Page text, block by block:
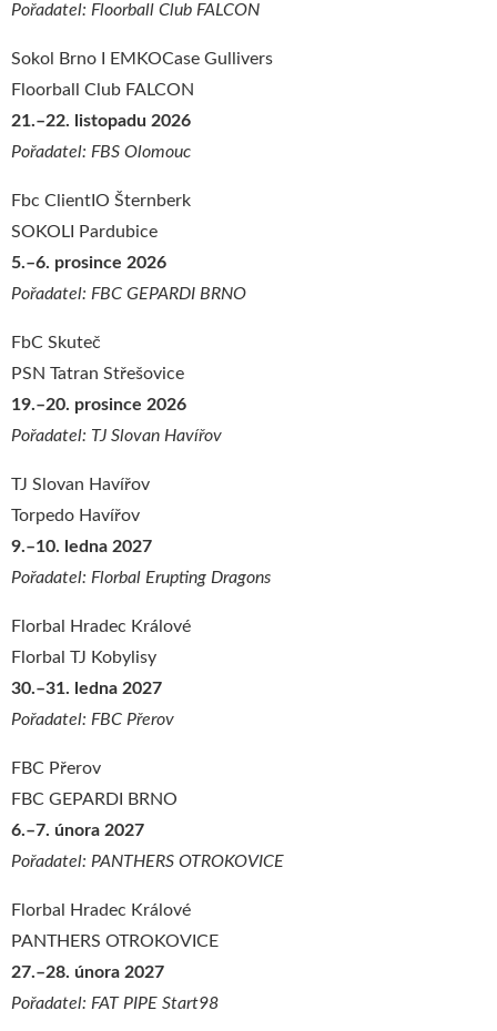
Pořadatel: Floorball Club FALCON
Sokol Brno I EMKOCase Gullivers
Floorball Club FALCON
21.–22. listopadu 2026
Pořadatel: FBS Olomouc
Fbc ClientIO Šternberk
SOKOLI Pardubice
5.–6. prosince 2026
Pořadatel: FBC GEPARDI BRNO
FbC Skuteč
PSN Tatran Střešovice
19.–20. prosince 2026
Pořadatel: TJ Slovan Havířov
TJ Slovan Havířov
Torpedo Havířov
9.–10. ledna 2027
Pořadatel: Florbal Erupting Dragons
Florbal Hradec Králové
Florbal TJ Kobylisy
30.–31. ledna 2027
Pořadatel: FBC Přerov
FBC Přerov
FBC GEPARDI BRNO
6.–7. února 2027
Pořadatel: PANTHERS OTROKOVICE
Florbal Hradec Králové
PANTHERS OTROKOVICE
27.–28. února 2027
Pořadatel: FAT PIPE Start98